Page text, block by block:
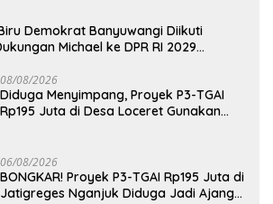
Demokrat Banyuwangi Diikuti
Michael ke DPR RI 2029
08/08/2026
Diduga Menyimpang, Proyek P3-TGAI
Rp195 Juta di Desa Loceret Gunakan
06/08/2026
BONGKAR! Proyek P3-TGAI Rp195 Juta di
Jatigreges Nganjuk Diduga Jadi Ajang